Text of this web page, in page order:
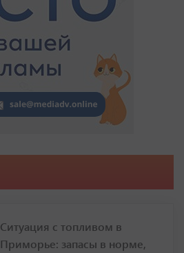
Ситуация с топливом в
Приморье: запасы в норме,